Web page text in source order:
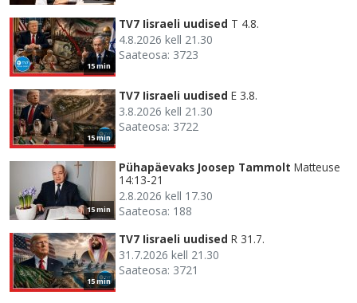
15 min
TV7 Iisraeli uudised T 4.8.
4.8.2026 kell 21.30
Saateosa: 3723
15 min
TV7 Iisraeli uudised E 3.8.
3.8.2026 kell 21.30
Saateosa: 3722
15 min
Pühapäevaks Joosep Tammolt Matteuse
14:13-21
2.8.2026 kell 17.30
Saateosa: 188
15 min
TV7 Iisraeli uudised R 31.7.
31.7.2026 kell 21.30
Saateosa: 3721